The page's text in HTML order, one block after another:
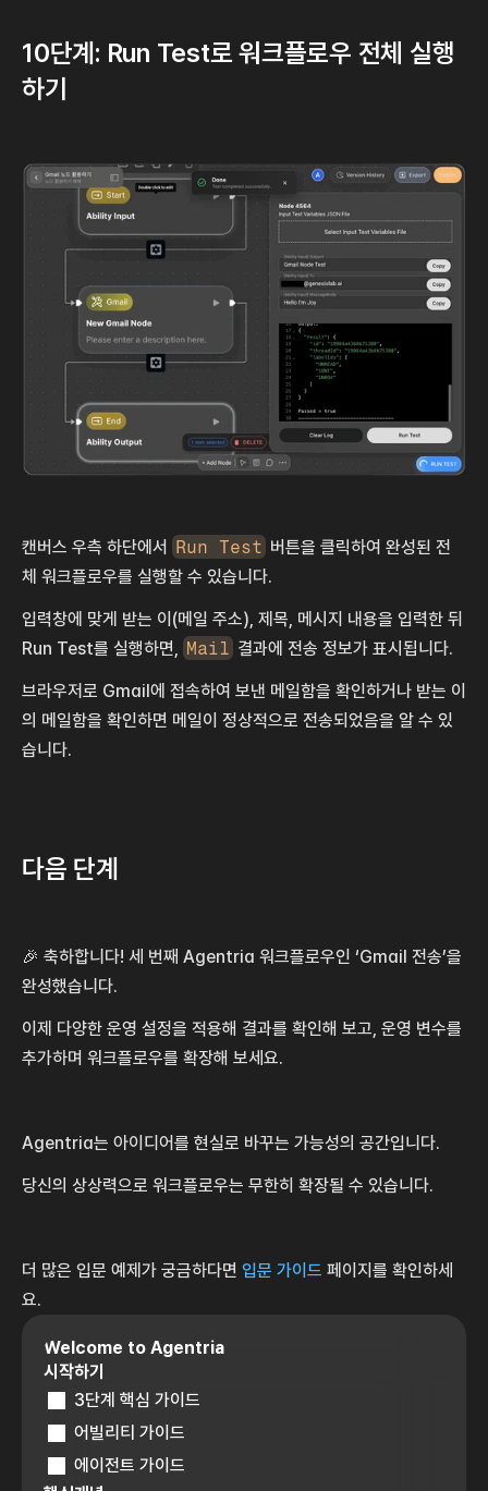
Welcome to Agentria
시작하기
3단계 핵심 가이드
어빌리티 가이드
에이전트 가이드
10단계: Run Test로 워크플로우 전체 실행
하기
캔버스 우측 하단에서 Run Test 버튼을 클릭하여 완성된 전
체 워크플로우를 실행할 수 있습니다.
입력창에 맞게 받는 이(메일 주소), 제목, 메시지 내용을 입력한 뒤
Run Test를 실행하면, Mail 결과에 전송 정보가 표시됩니다.
브라우저로 Gmail에 접속하여 보낸 메일함을 확인하거나 받는 이
의 메일함을 확인하면 메일이 정상적으로 전송되었음을 알 수 있
습니다.
다음 단계
🎉 축하합니다! 세 번째 Agentria 워크플로우인 ‘Gmail 전송’을
완성했습니다.
이제 다양한 운영 설정을 적용해 결과를 확인해 보고, 운영 변수를
추가하며 워크플로우를 확장해 보세요.
Agentria는 아이디어를 현실로 바꾸는 가능성의 공간입니다.
당신의 상상력으로 워크플로우는 무한히 확장될 수 있습니다.
더 많은 입문 예제가 궁금하다면 입문 가이드 페이지를 확인하세
요.